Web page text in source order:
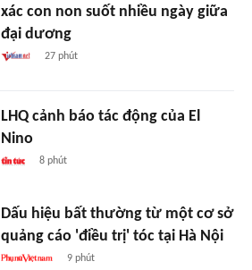
xác con non suốt nhiều ngày giữa
đại dương
27 phút
LHQ cảnh báo tác động của El
Nino
8 phút
Dấu hiệu bất thường từ một cơ sở
quảng cáo 'điều trị' tóc tại Hà Nội
9 phút